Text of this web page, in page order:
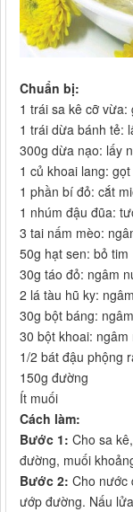
Chuẩn bị:
1 trái sa kê cỡ vừa:
1 trái dừa bánh tẻ:
300g dừa nạo: lấy
1 củ khoai lang:
1 phần bí đỏ: cắt
1 nhúm đậu đũa:
3 tai nấm mèo:
50g hạt sen: bỏ tim
30g táo đỏ: ngâm
2 lá tàu hũ ky:
30g bột báng:
30 bột khoai:
1/2 bát đậu phộng
150g đường
Ít muối
Cách làm:
Bước 1: Cho sa
đường, muối
Bước 2: Cho nước
ướp đường. Nấu